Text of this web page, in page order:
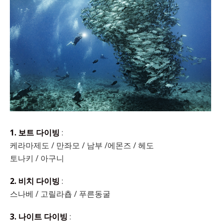
1. 보트 다이빙 :
케라마제도 / 만좌모 / 남부 /에몬즈 / 헤도
토나키 / 아구니
2. 비치 다이빙 :
스나베 / 고릴라춉 / 푸른동굴
3. 나이트 다이빙 :